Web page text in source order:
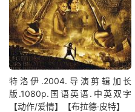
特洛伊.2004.导演剪辑加长
版.1080p.国语英语.中英双字
【动作/爱情】【布拉德·皮特】